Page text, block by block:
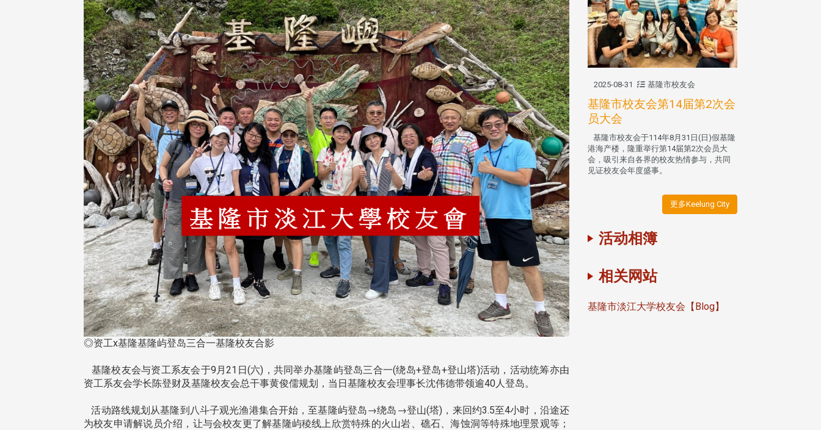
◎资工x基隆基隆屿登岛三合一基隆校友合影
基隆校友会与资工系友会于9月21日(六)，共同举办基隆屿登岛三合一(绕岛+登岛+登山塔)活动，活动统筹亦由
资工系友会学长陈登财及基隆校友会总干事黄俊儒规划，当日基隆校友会理事长沈伟德带领逾40人登岛。
活动路线规划从基隆到八斗子观光渔港集合开始，至基隆屿登岛→绕岛→登山(塔)，来回约3.5至4小时，沿途还
为校友申请解说员介绍，让与会校友更了解基隆屿稜线上欣赏特殊的火山岩、礁石、海蚀洞等特殊地理景观等；
2025-08-31 基隆市校友会
基隆市校友会第14届第2次会
员大会
基隆市校友会于114年8月31日(日)假基隆
港海产楼，隆重举行第14届第2次会员大
会，吸引来自各界的校友热情参与，共同
见证校友会年度盛事。
更多Keelung City
活动相簿
相关网站
基隆市淡江大学校友会【Blog】